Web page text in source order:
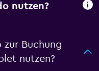
nutzen?
Buchung
nutzen?